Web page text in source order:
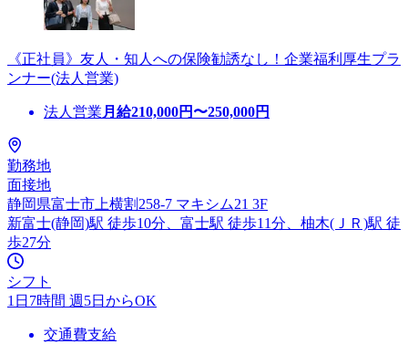
《正社員》友人・知人への保険勧誘なし！企業福利厚生プラ
ンナー(法人営業)
法人営業 月給210,000円〜250,000円
勤務地
面接地
静岡県富士市上横割258-7 マキシム21 3F
新富士(静岡)駅 徒歩10分、富士駅 徒歩11分、柚木(ＪＲ)駅 徒
歩27分
シフト
1日7時間 週5日からOK
交通費支給